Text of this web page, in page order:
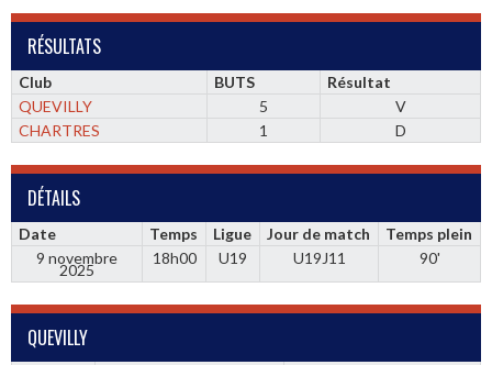
RÉSULTATS
Club BUTS
Résultat
QUEVILLY
5
V
CHARTRES
1 D
DÉTAILS
Date Temps Ligue Jour de match
Temps plein
9 novembre
2025
18h00 U19 U19J11 90'
QUEVILLY